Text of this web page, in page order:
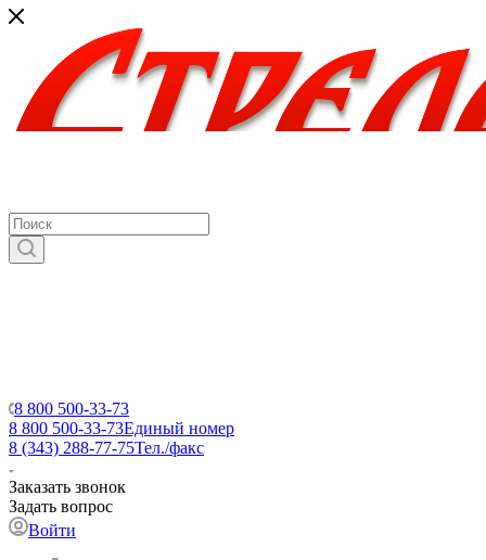
8 800 500-33-73
8 800 500-33-73Единый номер
8 (343) 288-77-75Тел./факс
Заказать звонок
Задать вопрос
Войти